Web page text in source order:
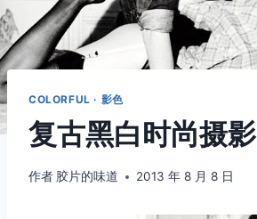
COLORFUL · 影色
复古黑白时尚摄影
作者 胶片的味道 2013 年 8 月 8 日